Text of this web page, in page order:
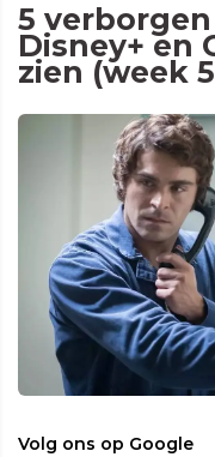
5
Disney+ en
zien (week
Volg ons op Google